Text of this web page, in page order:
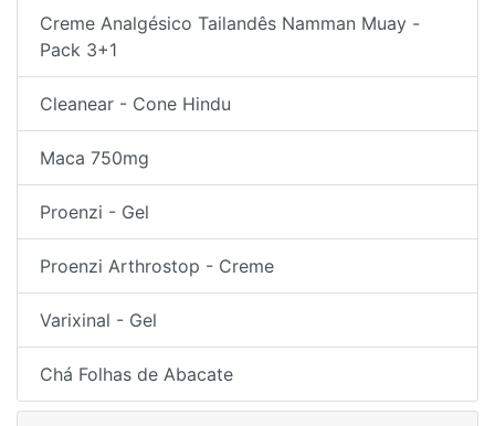
Creme Analgésico Tailandês Namman Muay -
Pack 3+1
Cleanear - Cone Hindu
Maca 750mg
Proenzi - Gel
Proenzi Arthrostop - Creme
Varixinal - Gel
Chá Folhas de Abacate